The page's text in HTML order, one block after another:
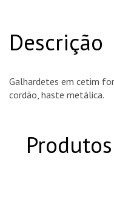
Descrição
Galhardetes em cetim
cordão, haste metálica.